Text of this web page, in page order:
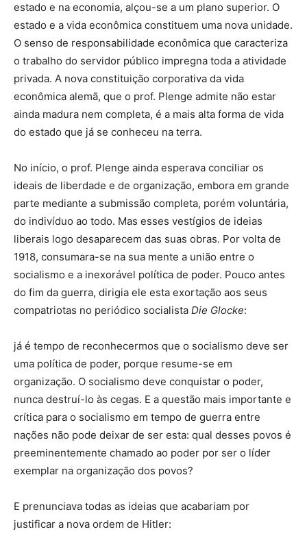
estado e na economia, alçou-se a um plano superior. O
estado e a vida econômica constituem uma nova unidade.
O senso de responsabilidade econômica que caracteriza
o trabalho do servidor público impregna toda a atividade
privada. A nova constituição corporativa da vida
econômica alemã, que o prof. Plenge admite não estar
ainda madura nem completa, é a mais alta forma de vida
do estado que já se conheceu na terra.
No início, o prof. Plenge ainda esperava conciliar os
ideais de liberdade e de organização, embora em grande
parte mediante a submissão completa, porém voluntária,
do indivíduo ao todo. Mas esses vestígios de ideias
liberais logo desaparecem das suas obras. Por volta de
1918, consumara-se na sua mente a união entre o
socialismo e a inexorável política de poder. Pouco antes
do fim da guerra, dirigia ele esta exortação aos seus
compatriotas no periódico socialista Die Glocke:
já é tempo de reconhecermos que o socialismo deve ser
uma política de poder, porque resume-se em
organização. O socialismo deve conquistar o poder,
nunca destruí-lo às cegas. E a questão mais importante e
crítica para o socialismo em tempo de guerra entre
nações não pode deixar de ser esta: qual desses povos é
preeminentemente chamado ao poder por ser o líder
exemplar na organização dos povos?
E prenunciava todas as ideias que acabariam por
justificar a nova ordem de Hitler: